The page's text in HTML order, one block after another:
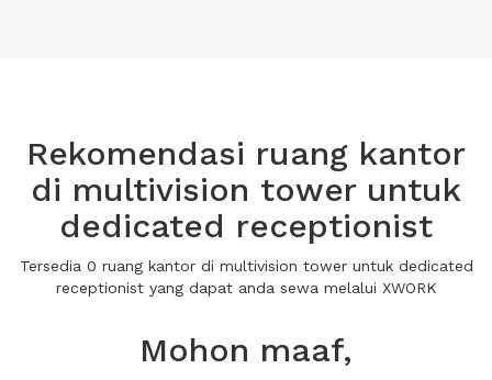
Rekomendasi ruang kantor
di multivision tower untuk
dedicated receptionist
Tersedia 0 ruang kantor di multivision tower untuk dedicated
receptionist yang dapat anda sewa melalui XWORK
Mohon maaf,